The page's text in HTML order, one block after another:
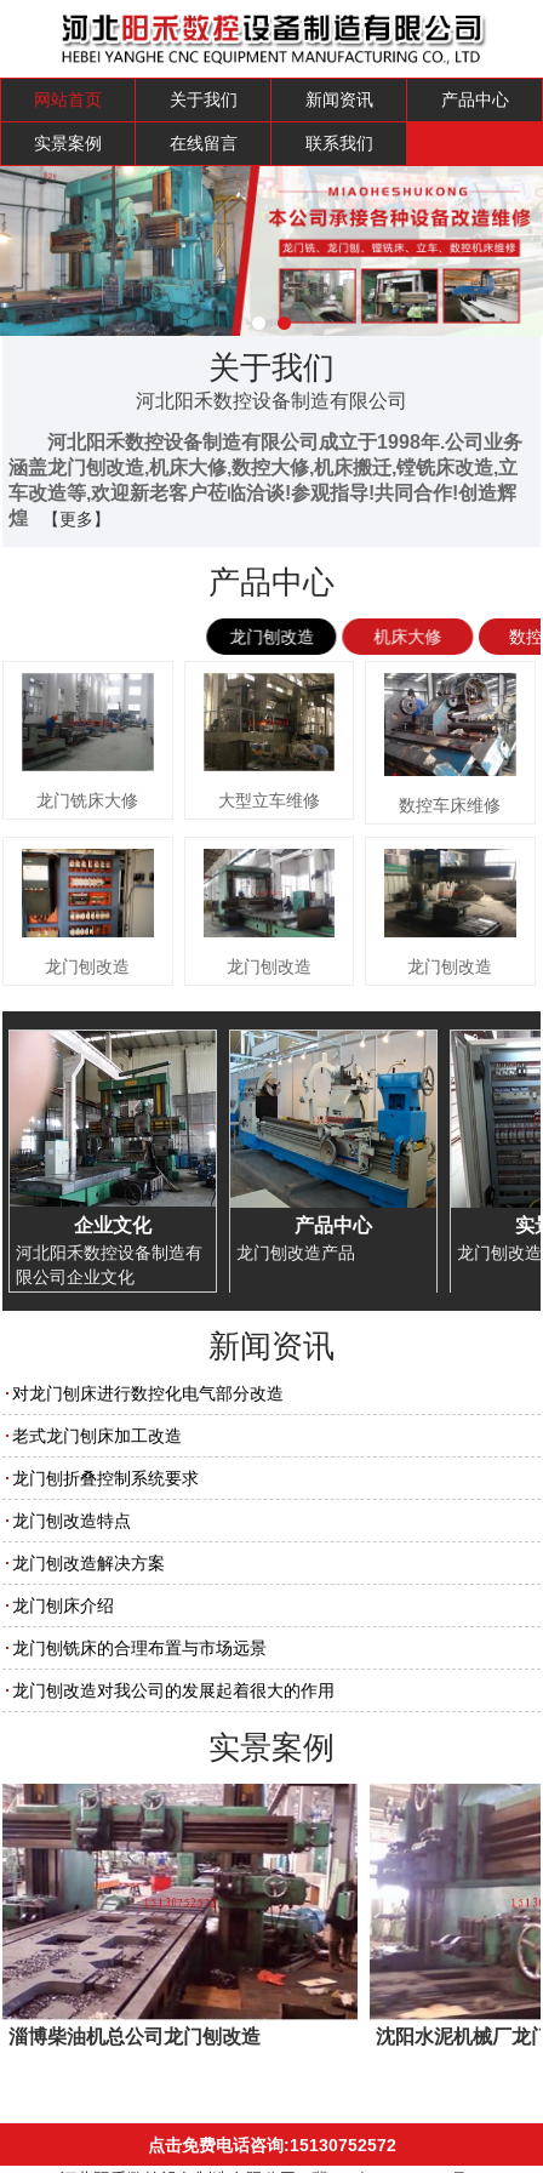
网站首页 关于我们 新闻资讯 产品中心
实景案例 在线留言 联系我们
关于我们
河北阳禾数控设备制造有限公司
河北阳禾数控设备制造有限公司成立于1998年.公司业务
涵盖龙门刨改造,机床大修,数控大修,机床搬迁,镗铣床改造,立
车改造等,欢迎新老客户莅临洽谈!参观指导!共同合作!创造辉
煌
【更多】
产品中心
龙门刨改造 机床大修 数
龙门铣床大修 大型立车维修 数控车床维修
龙门刨改造 龙门刨改造 龙门刨改造
企业文化
河北阳禾数控设备制造有
限公司企业文化
产品中心
龙门刨改造产品
实
龙门刨改
新闻资讯
对龙门刨床进行数控化电气部分改造
老式龙门刨床加工改造
龙门刨折叠控制系统要求
龙门刨改造特点
龙门刨改造解决方案
龙门刨床介绍
龙门刨铣床的合理布置与市场远景
龙门刨改造对我公司的发展起着很大的作用
实景案例
淄博柴油机总公司龙门刨改造 沈阳水泥机械厂龙
点击免费电话咨询:15130752572